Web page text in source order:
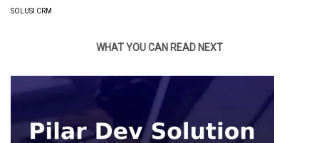
SOLUSI CRM
WHAT YOU CAN READ NEXT